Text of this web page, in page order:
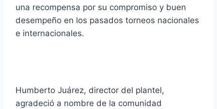
una recompensa por su compromiso y buen
desempeño en los pasados torneos nacionales
e internacionales.
Humberto Juárez, director del plantel,
agradeció a nombre de la comunidad